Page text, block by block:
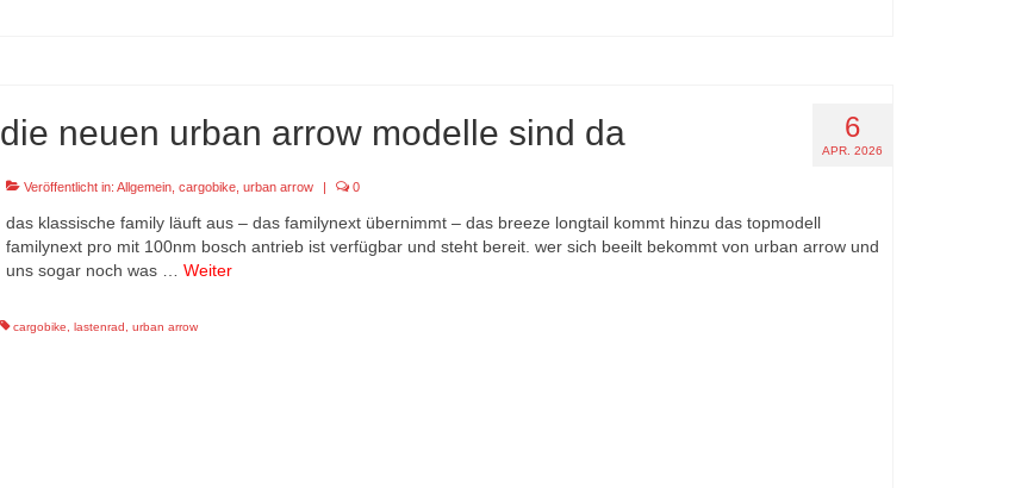
6
APR. 2026
die neuen urban arrow modelle sind da
Veröffentlicht in:Allgemein ,cargobike ,urban arrow | 0
das klassische family läuft aus – das familynext übernimmt – das breeze longtail kommt hinzu das topmodell
familynext pro mit 100nm bosch antrieb ist verfügbar und steht bereit. wer sich beeilt bekommt von urban arrow und
uns sogar noch was …Weiter
cargobike ,lastenrad ,urban arrow